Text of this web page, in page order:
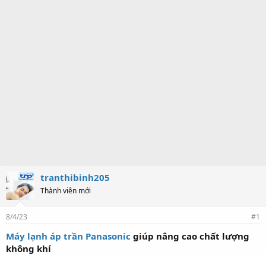
tranthibinh205
Thành viên mới
8/4/23 #1
Máy lạnh áp trần Panasonic giúp nâng cao chất lượng
không khí